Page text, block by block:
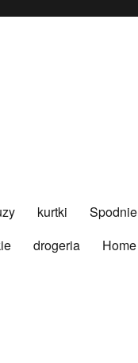
kurtki Spodnie
drogeria Home